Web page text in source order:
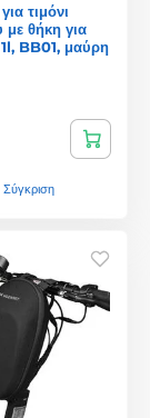
τιμόνι
θήκη για
BB01, μαύρη
Σύγκριση